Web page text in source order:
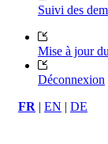
Suivi des
Mise à jour
Déconnexion
FR | EN | DE